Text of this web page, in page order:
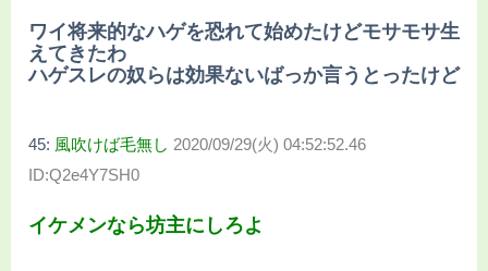
ワイ将来的なハゲを恐れて始めたけどモサモサ生
えてきたわ
ハゲスレの奴らは効果ないばっか言うとったけど
45: 風吹けば毛無し 2020/09/29(火) 04:52:52.46
ID:Q2e4Y7SH0
イケメンなら坊主にしろよ